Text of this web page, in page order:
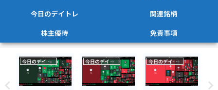
今日のデイトレ
関連銘柄
株主優待
免責事項
今日のデイトレ 今日のデイトレ 今日のデイトレ